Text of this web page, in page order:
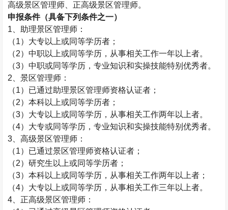
高级景区管理师、正高级景区管理师。
申报条件（具备下列条件之一）
1 、助理景区管理师：
（1）大专以上或同等学历者；
（2）中职以上或同等学历，从事相关工作一年以上者。
（3）中职或同等学历，专业知识和实操技能特别优秀者。
2 、景区管理师：
（1）已通过助理景区管理师资格认证者；
（2）本科以上或同等学历者；
（3）大专以上或同等学历，从事相关工作两年以上者。
（4）大专或同等学历，专业知识和实操技能特别优秀者。
3 、高级景区管理师：
（1）已通过景区管理师资格认证者；
（2）研究生以上或同等学历者；
（3）本科以上或同等学历，从事相关工作两年以上者；
（4）大专以上或同等学历，从事相关工作三年以上者。
4 、正高级景区管理师：